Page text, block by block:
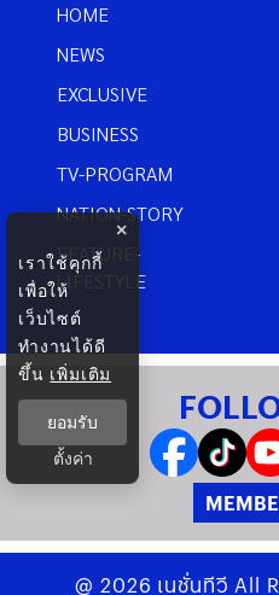
HOME
NEWS
EXCLUSIVE
BUSINESS
TV-PROGRAM
NATION-STORY
FEATURE-
LIFESTYLE
@ 2026 เนชั่นทีวี All
×
เราใช้คุกกี้
เพื่อให้
เว็บไซต์
ทำงานได้ดี
ขึ้น เพิ่มเติม
ยอมรับ
ตั้งค่า